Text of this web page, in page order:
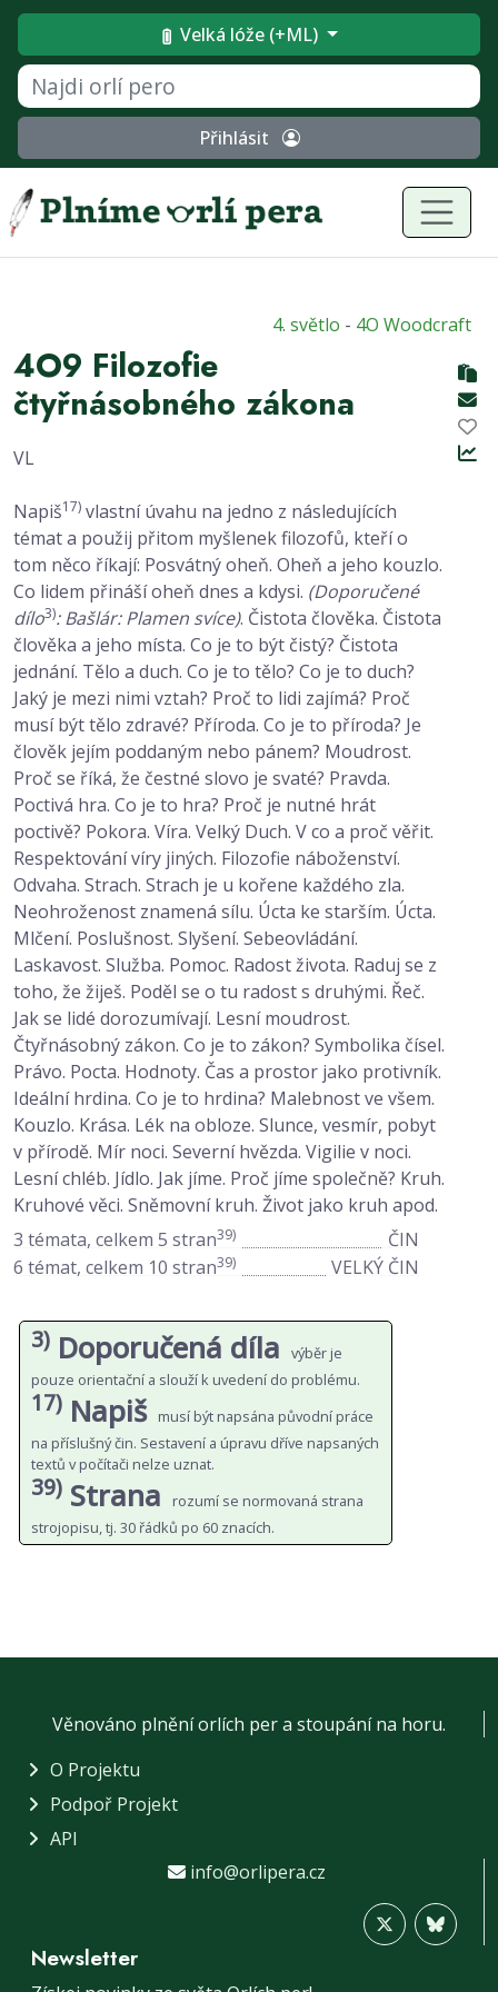
Velká lóže (+ML)
Přihlásit
4. světlo - 4O Woodcraft
4O9 Filozofie
čtyřnásobného zákona
VL
Napiš17) vlastní úvahu na jedno z následujících
témat a použij přitom myšlenek filozofů, kteří o
tom něco říkají: Posvátný oheň. Oheň a jeho kouzlo.
Co lidem přináší oheň dnes a kdysi. (Doporučené
dílo3): Bašlár: Plamen svíce). Čistota člověka. Čistota
člověka a jeho místa. Co je to být čistý? Čistota
jednání. Tělo a duch. Co je to tělo? Co je to duch?
Jaký je mezi nimi vztah? Proč to lidi zajímá? Proč
musí být tělo zdravé? Příroda. Co je to příroda? Je
člověk jejím poddaným nebo pánem? Moudrost.
Proč se říká, že čestné slovo je svaté? Pravda.
Poctivá hra. Co je to hra? Proč je nutné hrát
poctivě? Pokora. Víra. Velký Duch. V co a proč věřit.
Respektování víry jiných. Filozofie náboženství.
Odvaha. Strach. Strach je u kořene každého zla.
Neohroženost znamená sílu. Úcta ke starším. Úcta.
Mlčení. Poslušnost. Slyšení. Sebeovládání.
Laskavost. Služba. Pomoc. Radost života. Raduj se z
toho, že žiješ. Poděl se o tu radost s druhými. Řeč.
Jak se lidé dorozumívají. Lesní moudrost.
Čtyřnásobný zákon. Co je to zákon? Symbolika čísel.
Právo. Pocta. Hodnoty. Čas a prostor jako protivník.
Ideální hrdina. Co je to hrdina? Malebnost ve všem.
Kouzlo. Krása. Lék na obloze. Slunce, vesmír, pobyt
v přírodě. Mír noci. Severní hvězda. Vigilie v noci.
Lesní chléb. Jídlo. Jak jíme. Proč jíme společně? Kruh.
Kruhové věci. Sněmovní kruh. Život jako kruh apod.
3 témata, celkem 5 stran39)
ČIN
6 témat, celkem 10 stran39) VELKÝ ČIN
3) Doporučená díla
výběr je
pouze orientační a slouží k uvedení do problému.
17) Napiš
musí být napsána původní práce
na příslušný čin. Sestavení a úpravu dříve napsaných
textů v počítači nelze uznat.
39) Strana
rozumí se normovaná strana
strojopisu, tj. 30 řádků po 60 znacích.
Věnováno plnění orlích per a stoupání na horu.
O Projektu
Podpoř Projekt
API
info@orlipera.cz
Newsletter